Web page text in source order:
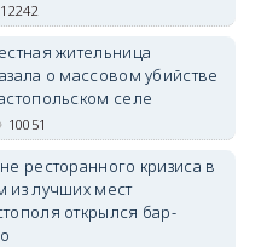
12242
жительница
о массовом убийстве
селе
10051
ресторанного кризиса в
из лучших мест
открылся бар-